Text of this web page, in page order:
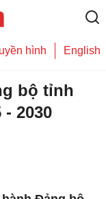
hình English
bộ tỉnh
2030